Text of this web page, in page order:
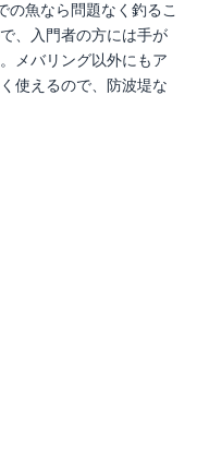
の魚なら問題なく釣るこ
、入門者の方には手が
メバリング以外にもア
使えるので、防波堤な